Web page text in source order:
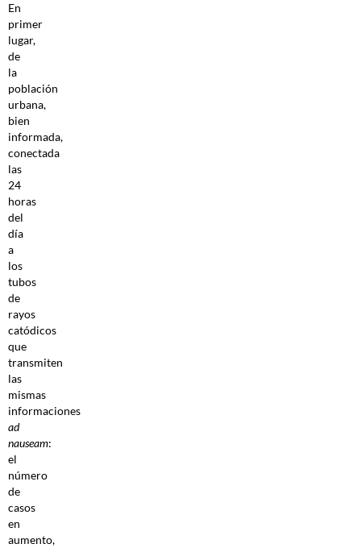
En
primer
lugar,
de
la
población
urbana,
bien
informada,
conectada
las
24
horas
del
día
a
los
tubos
de
rayos
catódicos
que
transmiten
las
mismas
informaciones
ad
nauseam:
el
número
de
casos
en
aumento,